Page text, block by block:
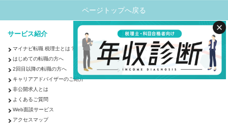
ページトップへ戻る
サービス紹介
マイナビ転職 税理士とは？
はじめての転職の方へ
2回目以降の転職の方へ
キャリアアドバイザーのご紹介
非公開求人とは
よくあるご質問
Web面談サービス
アクセスマップ
専門サイト
税理士法人・会計事務所
コンサルティングファーム
事業会社